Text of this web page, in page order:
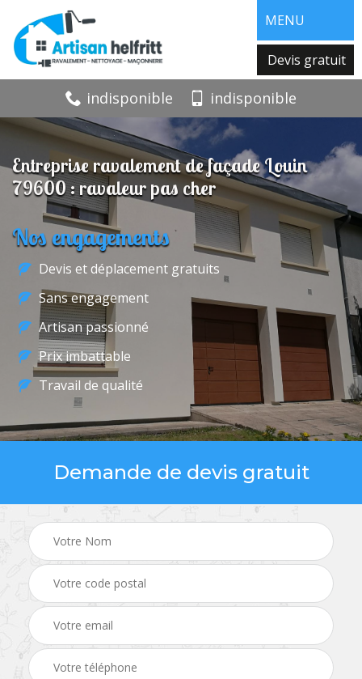
MENU
Devis gratuit
indisponible indisponible
Entreprise ravalement de façade Louin
79600 : ravaleur pas cher
Nos engagements
Devis et déplacement gratuits
Sans engagement
Artisan passionné
Prix imbattable
Travail de qualité
Demande de devis gratuit